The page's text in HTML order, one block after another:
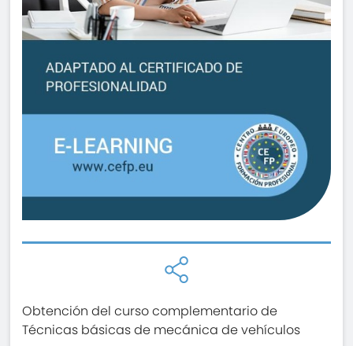
Obtención del curso complementario de
Técnicas básicas de mecánica de vehículos